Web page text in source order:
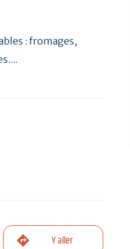
: fromages,
Y aller